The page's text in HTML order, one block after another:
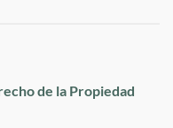
de la Propiedad